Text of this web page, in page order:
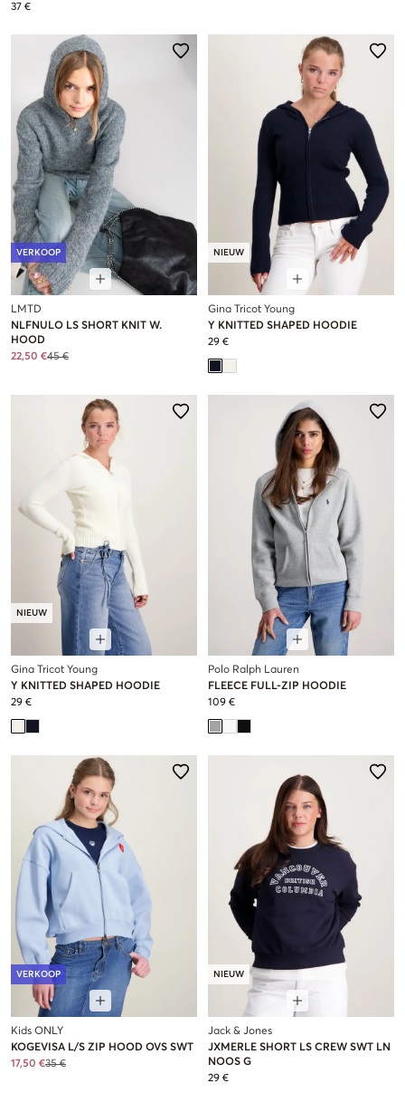
37 €
VERKOOP
LMTD
NLFNULO LS SHORT KNIT W.
HOOD
22,50 €45 €
NIEUW
Gina Tricot Young
Y KNITTED SHAPED HOODIE
29 €
NIEUW
Gina Tricot Young
Y KNITTED SHAPED HOODIE
29 €
Polo Ralph Lauren
FLEECE FULL-ZIP HOODIE
109 €
VERKOOP
Kids ONLY
KOGEVISA L/S ZIP HOOD OVS SWT
17,50 €35 €
NIEUW
Jack & Jones
JXMERLE SHORT LS CREW SWT LN
NOOS G
29 €